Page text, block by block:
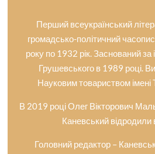
Перший всеукраїнський
громадсько-політичний
року по 1932 рік. Заснований за
Грушевського в 1989 році.
Науковим товариством
В 2019 році Олег Вікторович
Каневський відродили
Головний редактор –